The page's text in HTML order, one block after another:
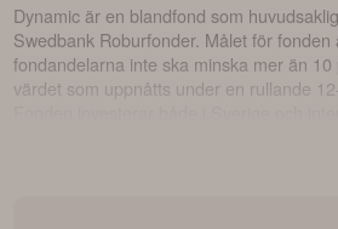
Dynamic är en blandfond som
Swedbank Roburfonder. Målet för fonden
fondandelarna inte ska minska mer än
värdet som uppnåtts under en rullande
sina tillgångar mellan aktie- och